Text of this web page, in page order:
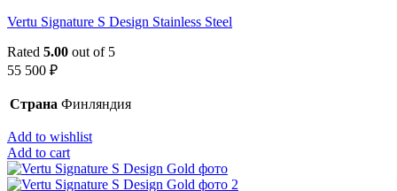
Vertu Signature S Design Stainless Steel
Rated 5.00 out of 5
55 500 ₽
Страна Финляндия
Add to wishlist
Add to cart